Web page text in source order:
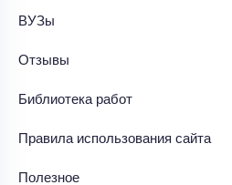
ВУЗы
Отзывы
Библиотека работ
Правила использования сайта
Полезное